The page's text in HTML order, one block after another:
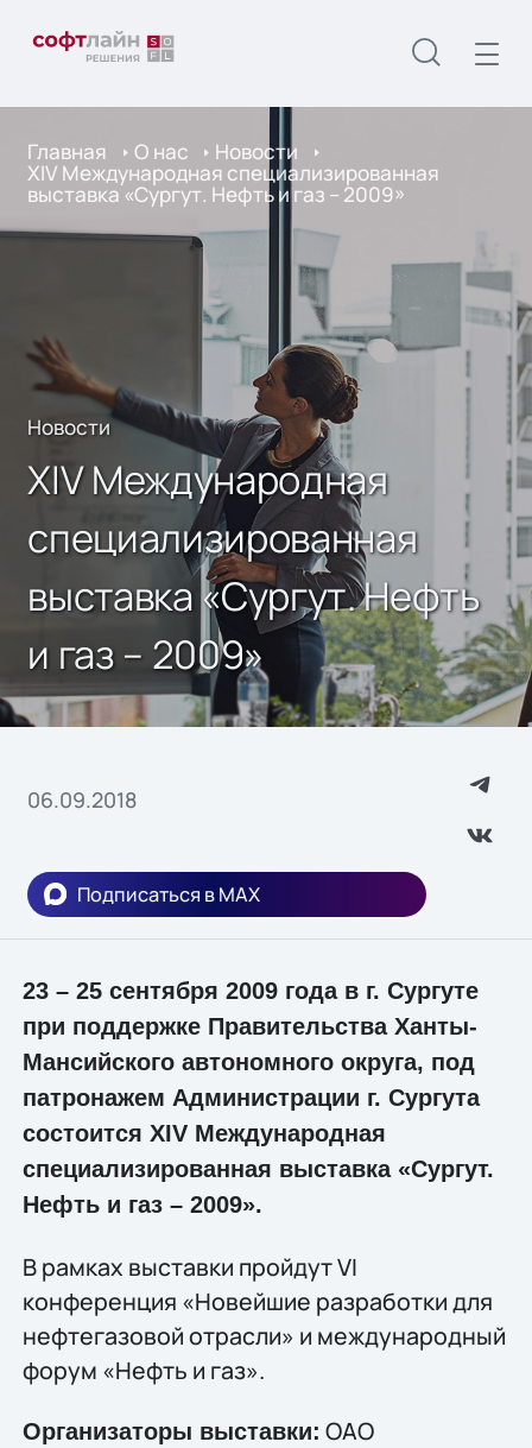
Главная О нас Новости
XIV Международная специализированная
выставка «Сургут. Нефть и газ – 2009»
Новости
XIV Международная
специализированная
выставка «Сургут. Нефть
и газ – 2009»
06.09.2018
Подписаться в MAX
23 – 25 сентября 2009 года в г. Сургуте
при поддержке Правительства Ханты-
Мансийского автономного округа, под
патронажем Администрации г. Сургута
состоится XIV Международная
специализированная выставка «Сургут.
Нефть и газ – 2009».
В рамках выставки пройдут VI
конференция «Новейшие разработки для
нефтегазовой отрасли» и международный
форум «Нефть и газ».
Организаторы выставки: ОАО